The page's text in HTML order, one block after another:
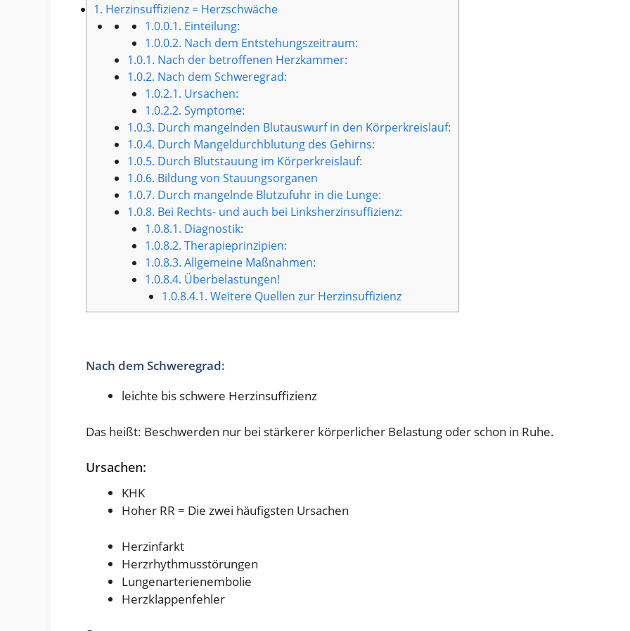
1. Herzinsuffizienz = Herzschwäche
1.0.0.1. Einteilung:
1.0.0.2. Nach dem Entstehungszeitraum:
1.0.1. Nach der betroffenen Herzkammer:
1.0.2. Nach dem Schweregrad:
1.0.2.1. Ursachen:
1.0.2.2. Symptome:
1.0.3. Durch mangelnden Blutauswurf in den Körperkreislauf:
1.0.4. Durch Mangeldurchblutung des Gehirns:
1.0.5. Durch Blutstauung im Körperkreislauf:
1.0.6. Bildung von Stauungsorganen
1.0.7. Durch mangelnde Blutzufuhr in die Lunge:
1.0.8. Bei Rechts- und auch bei Linksherzinsuffizienz:
1.0.8.1. Diagnostik:
1.0.8.2. Therapieprinzipien:
1.0.8.3. Allgemeine Maßnahmen:
1.0.8.4. Überbelastungen!
1.0.8.4.1. Weitere Quellen zur Herzinsuffizienz
Nach dem Schweregrad:
leichte bis schwere Herzinsuffizienz
Das heißt: Beschwerden nur bei stärkerer körperlicher Belastung oder schon in Ruhe.
Ursachen:
KHK
Hoher RR = Die zwei häufigsten Ursachen
Herzinfarkt
Herzrhythmusstörungen
Lungenarterienembolie
Herzklappenfehler